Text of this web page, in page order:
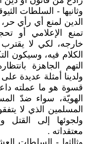
وثانيها - السلطات
الدين لمنع أي رأي حر،
تمنع الإعلامي أو
خارجه، لكي لا
الكلام فيه، وسيكون
التهم الجاهزة
ولدينا أمثلة عديدة
قسوة هو ما عملته
الهويّة، سواء ضدّ
المسلمين الذي لا
ولجوئها إلى القتل
معتقداته .